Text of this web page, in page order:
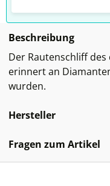
Beschreibung
Der Rautenschliff
erinnert an
wurden.
Hersteller
Fragen zum Artikel